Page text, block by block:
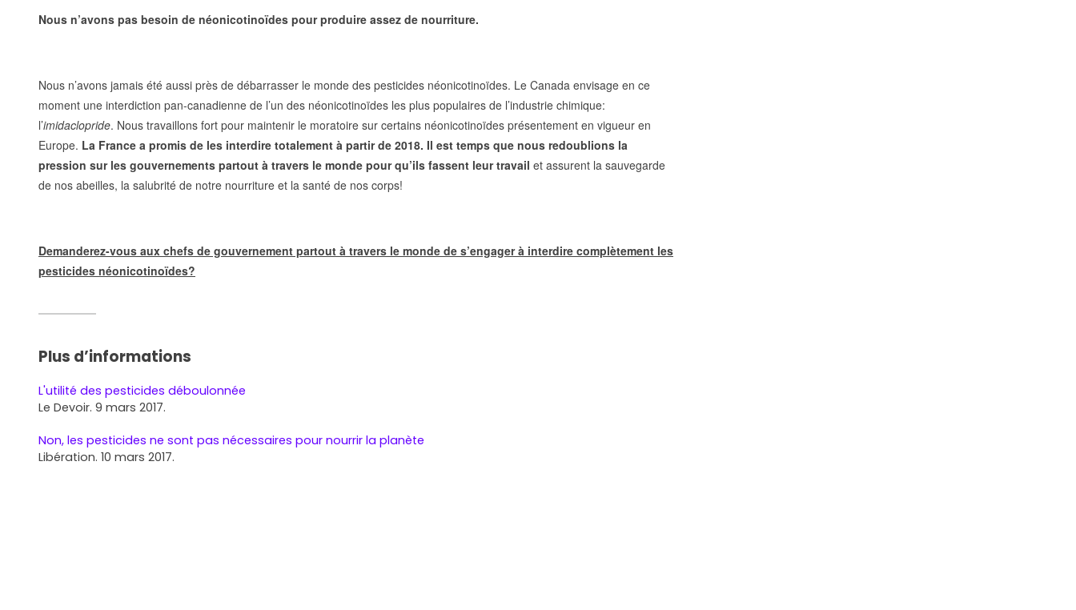
Nous n’avons pas besoin de néonicotinoïdes pour produire assez de nourriture.
Nous n’avons jamais été aussi près de débarrasser le monde des pesticides néonicotinoïdes. Le Canada envisage en ce
moment une interdiction pan-canadienne de l’un des néonicotinoïdes les plus populaires de l’industrie chimique:
l’imidaclopride. Nous travaillons fort pour maintenir le moratoire sur certains néonicotinoïdes présentement en vigueur en
Europe. La France a promis de les interdire totalement à partir de 2018. Il est temps que nous redoublions la
pression sur les gouvernements partout à travers le monde pour qu’ils fassent leur travail et assurent la sauvegarde
de nos abeilles, la salubrité de notre nourriture et la santé de nos corps!
Demanderez-vous aux chefs de gouvernement partout à travers le monde de s’engager à interdire complètement les
pesticides néonicotinoïdes?
Plus d’informations
L'utilité des pesticides déboulonnée
Le Devoir. 9 mars 2017.
Non, les pesticides ne sont pas nécessaires pour nourrir la planète
Libération. 10 mars 2017.